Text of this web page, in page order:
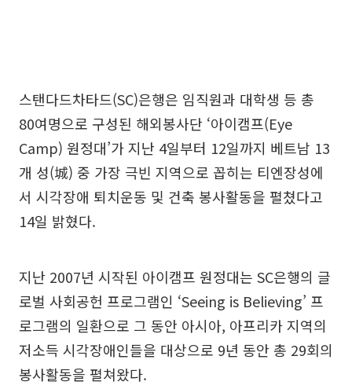
스탠다드차타드(SC)은행은 임직원과 대학생 등 총
80여명으로 구성된 해외봉사단 ‘아이캠프(Eye
Camp) 원정대’가 지난 4일부터 12일까지 베트남 13
개 성(城) 중 가장 극빈 지역으로 꼽히는 티엔장성에
서 시각장애 퇴치운동 및 건축 봉사활동을 펼쳤다고
14일 밝혔다.
지난 2007년 시작된 아이캠프 원정대는 SC은행의 글
로벌 사회공헌 프로그램인 ‘Seeing is Believing’ 프
로그램의 일환으로 그 동안 아시아, 아프리카 지역의
저소득 시각장애인들을 대상으로 9년 동안 총 29회의
봉사활동을 펼쳐왔다.